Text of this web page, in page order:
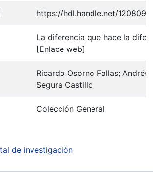
https://hdl.handle.net/120809/
La diferencia que hace la
[Enlace web]
Ricardo Osorno Fallas; Andrés
Segura Castillo
Colección General
de investigación